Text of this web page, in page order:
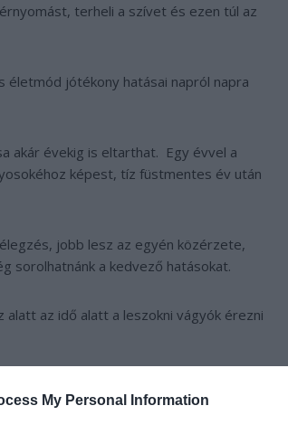
My Personal Information
terheli a szívet és ezen túl az
életmód jótékony hatásai napról napra
akár évekig is eltarthat. Egy évvel a
képest, tíz füstmentes év után
jobb lesz az egyén közérzete,
sorolhatnánk a kedvező hatásokat.
alatt az idő alatt a leszokni vágyók érezni